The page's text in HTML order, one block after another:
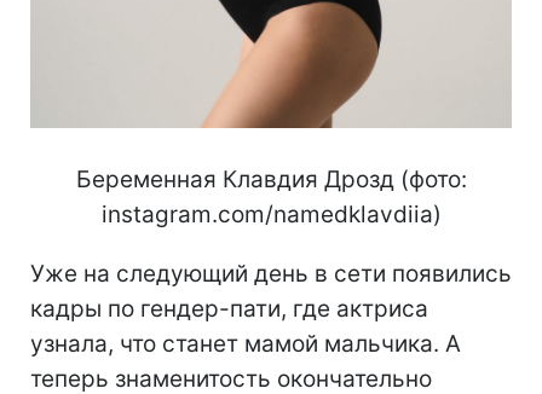
Беременная Клавдия Дрозд (фото:
instagram.com/namedklavdiia)
Уже на следующий день в сети появились
кадры по гендер-пати, где актриса
узнала, что станет мамой мальчика. А
теперь знаменитость окончательно